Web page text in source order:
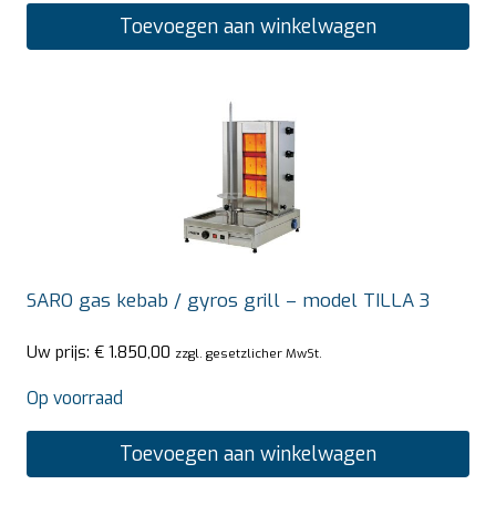
Toevoegen aan winkelwagen
SARO gas kebab / gyros grill – model TILLA 3
Uw prijs: € 1.850,00 zzgl. gesetzlicher MwSt.
Op voorraad
Toevoegen aan winkelwagen